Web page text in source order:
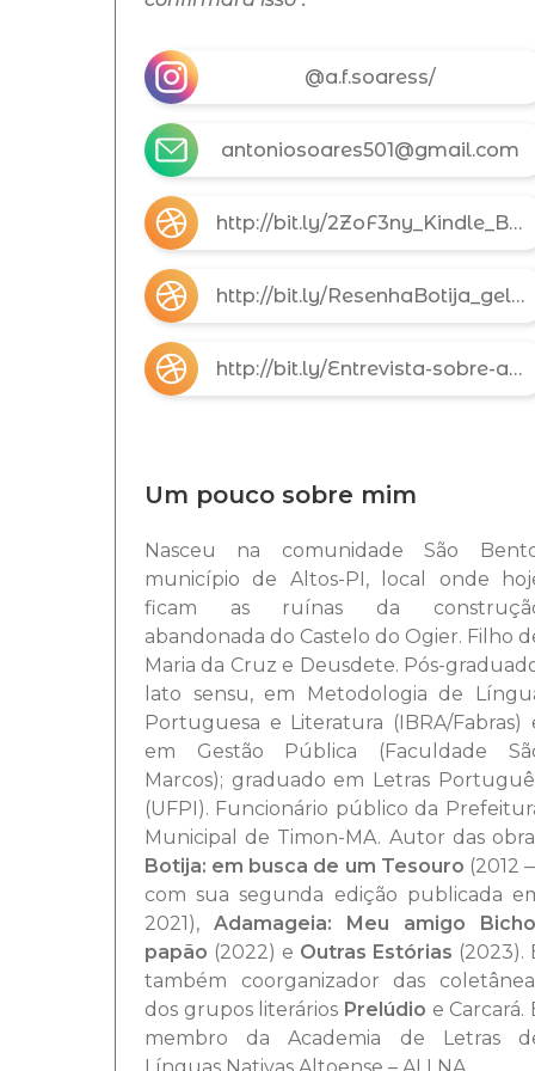
@a.f.soaress/
antoniosoares501@gmail.com
http://bit.ly/2ZoF3ny_Kindle_Botija-Amazon
http://bit.ly/ResenhaBotija_geleiatotal3usxUAH
http://bit.ly/Entrevista-sobre-a-obra-Botija_2OFFAzi
Um pouco sobre mim
Nasceu na comunidade São
município de Altos-PI, local onde
ficam as ruínas da
abandonada do Castelo do Ogier. Filho
Maria da Cruz e Deusdete. Pós-
lato sensu, em Metodologia de
Portuguesa e Literatura (IBRA/Fabras)
em Gestão Pública (Faculdade
Marcos); graduado em Letras
(UFPI). Funcionário público da
Municipal de Timon-MA. Autor das
Botija: em busca de um Tesouro (2012
com sua segunda edição publicada
2021), Adamageia: Meu amigo
papão (2022) e Outras Estórias (2023).
também coorganizador das
dos grupos literários Prelúdio e Carcará.
membro da Academia de Letras